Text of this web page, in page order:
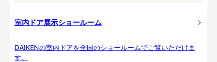
室内ドア展示ショールーム
DAIKENの室内ドアを全国のショールームでご覧いただけま
す。